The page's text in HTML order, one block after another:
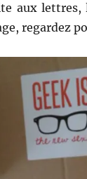
aux
regardez